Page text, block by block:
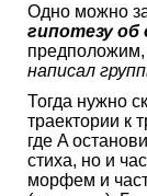
Одно можно
гипотезу
предположим,
написал
Тогда нужно
траектории к
где A
стиха, но и
морфем и